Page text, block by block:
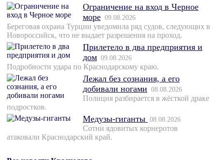
Ограничение на вход в Черное
море 09.08.2026
Береговая охрана Турции уведомила ряд судов, следующих в
Новороссийск, что не выдает разрешения на проход.
Прилетело в два предприятия и
дом 09.08.2026
Подробности удара по Краснодарскому краю.
Лежал без сознания, а его
добивали ногами 08.08.2026
Полиция разбирается в жёсткой драке
подростков.
Медузы-гиганты 08.08.2026
Сотни ядовитых корнеротов
атаковали Краснодарский край.